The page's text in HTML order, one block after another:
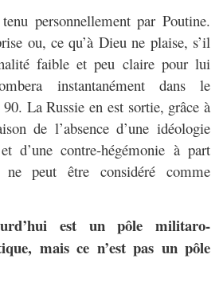
personnellement par Poutine.
ou, ce qu’à Dieu ne plaise, s’il
faible et peu claire pour lui
instantanément dans le
90. La Russie en est sortie, grâce à
de l’absence d’une idéologie
d’une contre-hégémonie à part
peut être considéré comme
est un pôle militaro-
mais ce n’est pas un pôle